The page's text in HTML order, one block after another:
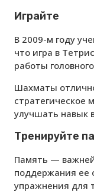
Играйте
В 2009-м году
что игра в
работы
Шахматы
стратегическое
улучшать навык
Тренируйте
Память —
поддержания ее
упражнения для